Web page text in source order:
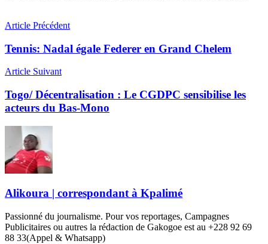
Article Précédent
Tennis: Nadal égale Federer en Grand Chelem
Article Suivant
Togo/ Décentralisation : Le CGDPC sensibilise les
acteurs du Bas-Mono
Alikoura | correspondant à Kpalimé
Passionné du journalisme. Pour vos reportages, Campagnes
Publicitaires ou autres la rédaction de Gakogoe est au +228 92 69
88 33(Appel & Whatsapp)